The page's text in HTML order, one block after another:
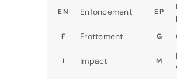
EN Enfoncement EP
F Frottement G
I Impact M